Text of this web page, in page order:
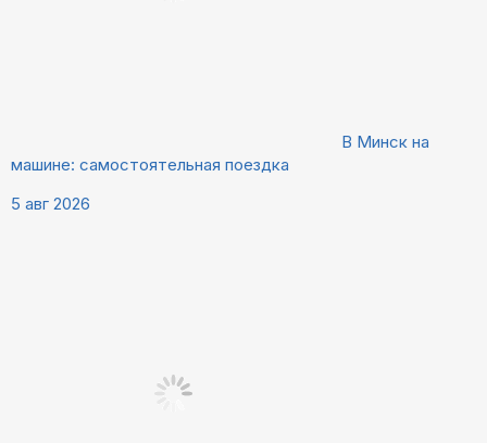
В Минск на
машине: самостоятельная поездка
5 авг 2026